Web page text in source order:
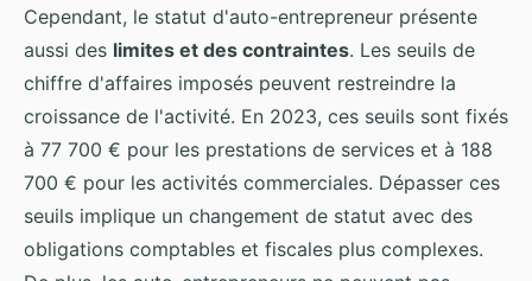
Cependant, le statut d'auto-entrepreneur présente
aussi des limites et des contraintes. Les seuils de
chiffre d'affaires imposés peuvent restreindre la
croissance de l'activité. En 2023, ces seuils sont fixés
à 77 700 € pour les prestations de services et à 188
700 € pour les activités commerciales. Dépasser ces
seuils implique un changement de statut avec des
obligations comptables et fiscales plus complexes.